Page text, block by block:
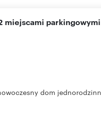
miejscami parkingowymi
nowoczesny dom